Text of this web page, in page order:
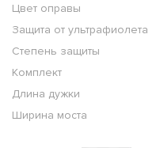
Цвет оправы
Защита от ультрафиолета
Степень защиты
Комплект
Длина дужки
Ширина моста